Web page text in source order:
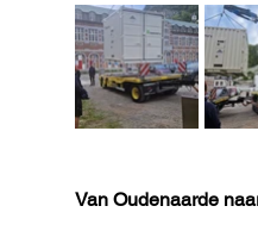
Van Oudenaarde